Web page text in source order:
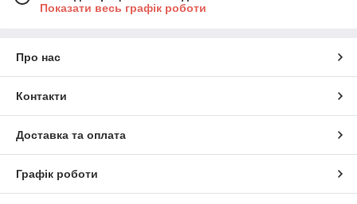
Показати весь графік роботи
Про нас
Контакти
Доставка та оплата
Графік роботи